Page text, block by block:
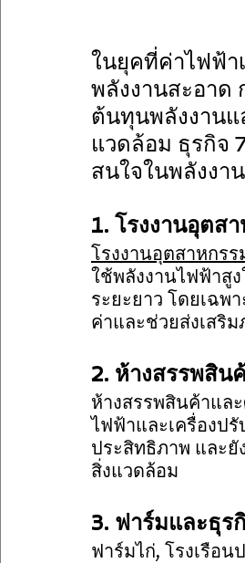
ในยุคที่ค่าไฟฟ้
พลังงานสะอาด
ต้นทุนพลังงานแ
แวดล้อม ธุรกิจ
สนใจในพลังงา
1. โรงงานอุตส
โรงงานอุตสาหกรร
ใช้พลังงานไฟฟ้าสู
ระยะยาว โดยเฉพ
ค่าและช่วยส่งเสริ
2. ห้างสรรพสิน
ห้างสรรพสินค้าแล
ไฟฟ้าและเครื่องป
ประสิทธิภาพ และยั
สิ่งแวดล้อม
3. ฟาร์มและธุร
ฟาร์มไก่, โรงเรือ